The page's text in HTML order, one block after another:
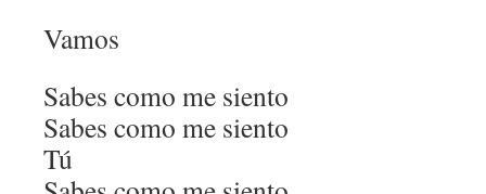
Vamos
Sabes como me siento
Sabes como me siento
Tú